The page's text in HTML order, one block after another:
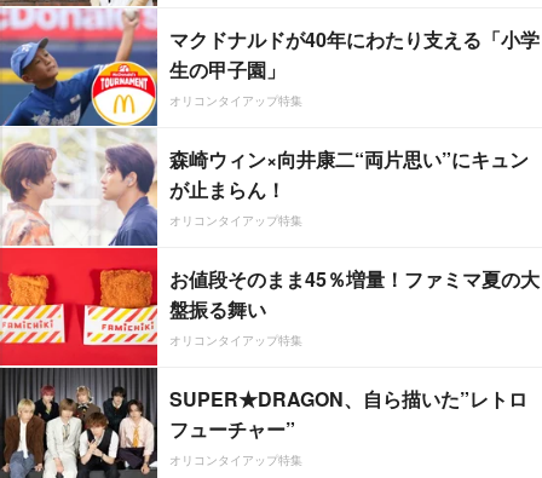
マクドナルドが40年にわたり支える「小学
生の甲子園」
オリコンタイアップ特集
森崎ウィン×向井康二“両片思い”にキュン
が止まらん！
オリコンタイアップ特集
お値段そのまま45％増量！ファミマ夏の大
盤振る舞い
オリコンタイアップ特集
SUPER★DRAGON、自ら描いた”レトロ
フューチャー”
オリコンタイアップ特集